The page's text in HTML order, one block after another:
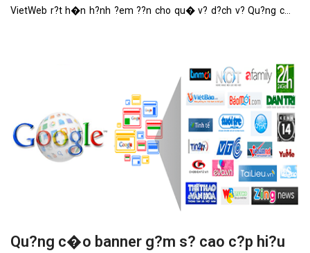
VietWeb r?t h�n h?nh ?em ??n cho qu� v? d?ch v? Qu?ng c�o
Qu?ng c�o banner g?m s? cao c?p hi?u